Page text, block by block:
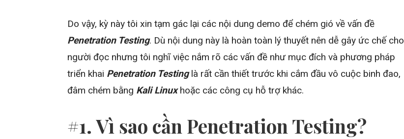
Do vậy, kỳ này tôi xin tạm gác lại các nội dung demo để chém gió về vấn đề
Penetration Testing. Dù nội dung này là hoàn toàn lý thuyết nên dễ gây ức chế cho
người đọc nhưng tôi nghĩ việc nắm rõ các vấn đề như mục đích và phương pháp
triển khai Penetration Testinglà rất cần thiết trước khi cắm đầu vô cuộc binh đao,
đâm chém bằng Kali Linuxhoặc các công cụ hỗ trợ khác.
#1. Vì sao cần Penetration Testing?